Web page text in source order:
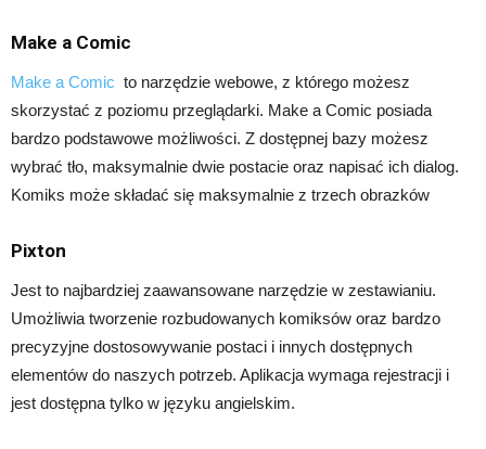
Make a Comic
Make a Comic to narzędzie webowe, z którego możesz
skorzystać z poziomu przeglądarki. Make a Comic posiada
bardzo podstawowe możliwości. Z dostępnej bazy możesz
wybrać tło, maksymalnie dwie postacie oraz napisać ich dialog.
Komiks może składać się maksymalnie z trzech obrazków
Pixton
Jest to najbardziej zaawansowane narzędzie w zestawianiu.
Umożliwia tworzenie rozbudowanych komiksów oraz bardzo
precyzyjne dostosowywanie postaci i innych dostępnych
elementów do naszych potrzeb. Aplikacja wymaga rejestracji i
jest dostępna tylko w języku angielskim.